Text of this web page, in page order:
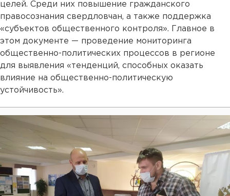
целей. Среди них повышение гражданского
правосознания свердловчан, а также поддержка
«субъектов общественного контроля». Главное в
этом документе — проведение мониторинга
общественно-политических процессов в регионе
для выявления «тенденций, способных оказать
влияние на общественно-политическую
устойчивость».